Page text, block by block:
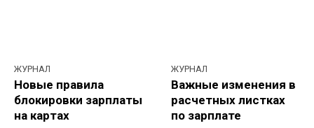
ЖУРНАЛ
Новые правила
блокировки зарплаты
на картах
ЖУРНАЛ
Важные изменения в
расчетных листках
по зарплате